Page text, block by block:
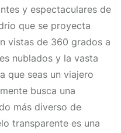
y espectaculares de
que se proyecta
vistas de 360 grados a
nublados y la vasta
que seas un viajero
busca una
más diverso de
transparente es una